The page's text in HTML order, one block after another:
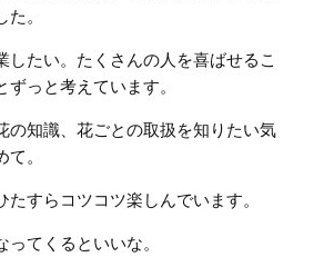
。
したい。たくさんの人を喜ばせるこ
っと考えています。
の知識、花ごとの取扱を知りたい気
。
すらコツコツ楽しんでいます。
てくるといいな。